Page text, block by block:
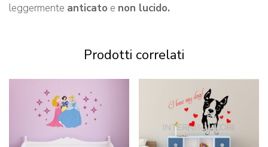
leggermente anticato e non lucido.
Prodotti correlati